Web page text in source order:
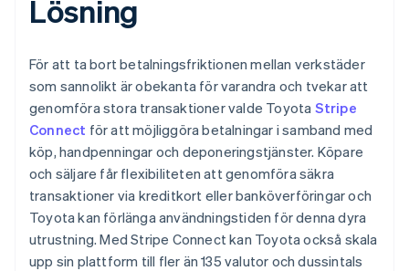
Lösning
För att ta bort betalningsfriktionen mellan verkstäder
som sannolikt är obekanta för varandra och tvekar att
genomföra stora transaktioner valde Toyota Stripe
Connect för att möjliggöra betalningar i samband med
köp, handpenningar och deponeringstjänster. Köpare
och säljare får flexibiliteten att genomföra säkra
transaktioner via kreditkort eller banköverföringar och
Toyota kan förlänga användningstiden för denna dyra
utrustning. Med Stripe Connect kan Toyota också skala
upp sin plattform till fler än 135 valutor och dussintals